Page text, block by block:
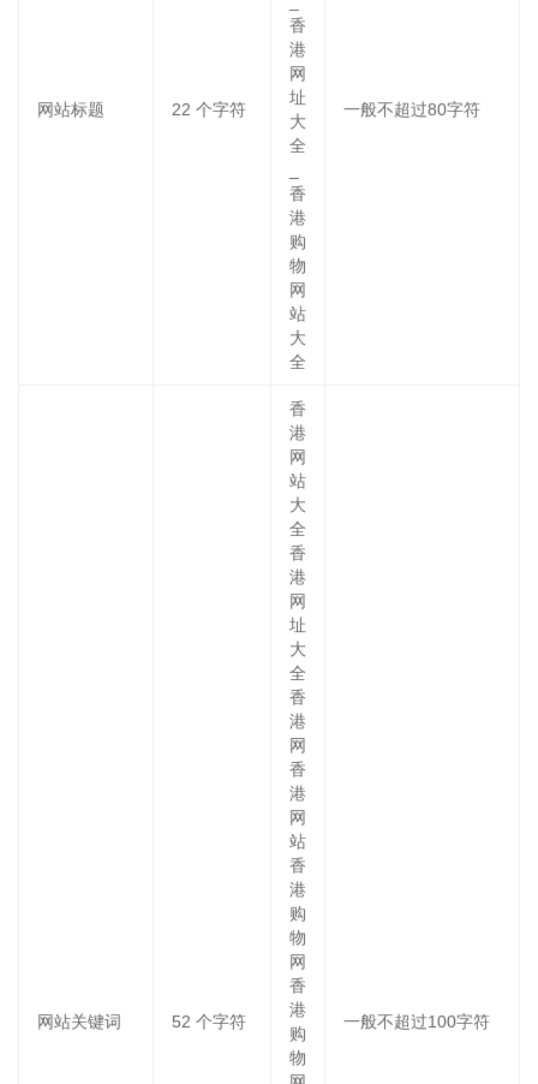
网站标题 22 个字符
香
港
网
址
大
全
香
港
购
物
网
站
大
全
一般不超过80字符
网站关键词 52 个字符
香
港
网
站
大
全
香
港
网
址
大
全
香
港
网
香
港
网
站
香
港
购
物
网
香
港
购
物
一般不超过100字符